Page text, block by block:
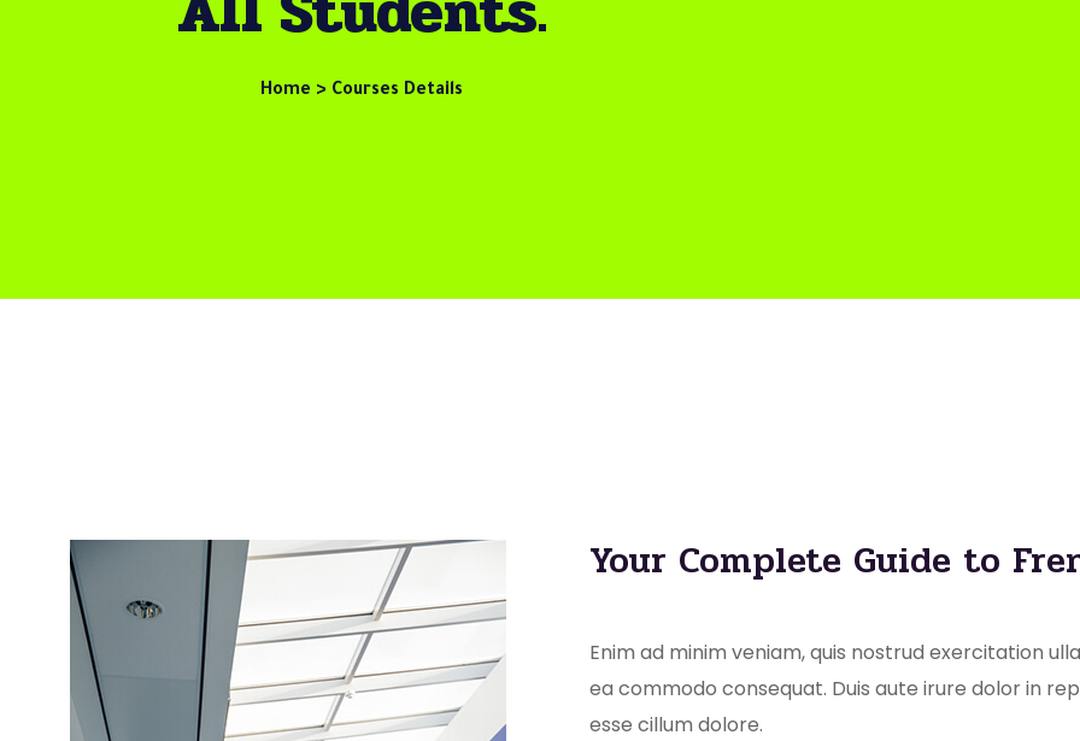
Home > Courses Details
Your Complete Guide to
Enim ad minim veniam, quis nostrud exercitation
ea commodo consequat. Duis aute irure dolor in
esse cillum dolore.